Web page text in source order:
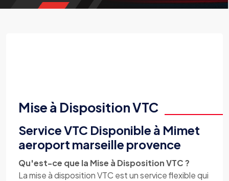
Mise à Disposition VTC
Service VTC Disponible à Mimet
aeroport marseille provence
Qu'est-ce que la Mise à Disposition VTC ?
La mise à disposition VTC est un service flexible qui